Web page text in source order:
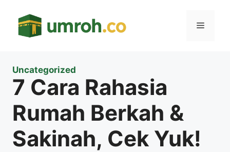
Menu
Uncategorized
7 Cara Rahasia
Rumah Berkah &
Sakinah, Cek Yuk!